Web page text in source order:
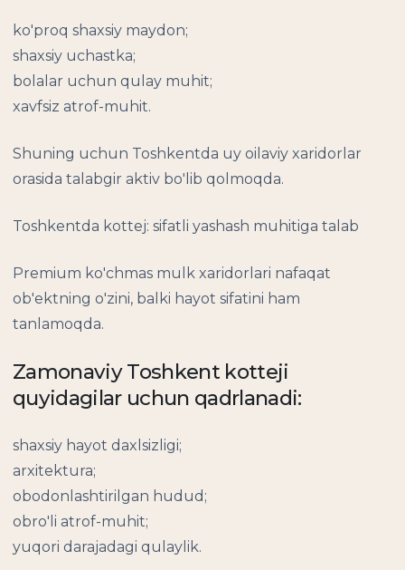
ko'proq shaxsiy maydon;
shaxsiy uchastka;
bolalar uchun qulay muhit;
xavfsiz atrof-muhit.
Shuning uchun Toshkentda uy oilaviy xaridorlar
orasida talabgir aktiv bo'lib qolmoqda.
Toshkentda kottej: sifatli yashash muhitiga talab
Premium ko'chmas mulk xaridorlari nafaqat
ob'ektning o'zini, balki hayot sifatini ham
tanlamoqda.
Zamonaviy Toshkent kotteji
quyidagilar uchun qadrlanadi:
shaxsiy hayot daxlsizligi;
arxitektura;
obodonlashtirilgan hudud;
obro'li atrof-muhit;
yuqori darajadagi qulaylik.